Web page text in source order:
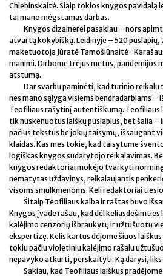
Chlebinskaitė. Šiaip tokios knygos pavidalą
tai mano mėgstamas darbas.
Knygos dizainerei pasakiau – nors
atvartą kokybišką. Leidinyje – 520 puslapių,
maketuotoja Jūratė
manimi. Dirbome trejus metus, pandemijos
atstumą.
Dar svarbu paminėti, kad turinio reikalu
nes mano sąlyga visiems bendradarbiams –
Teofiliaus rašytinį autentiškumą.
tik nuskenuotus laiškų puslapius, bet šalia
pačius tekstus be jokių taisymų, išsaugant
klaidas. Kas mes tokie, kad taisytume
logiškas knygos sudarytojo reikalavimas.
knygos redaktoriai mokėjo tvarkyti
nematytas uždavinys, reikalaujantis
visoms smulkmenoms. Keli redaktoriai
Šitaip Teofiliaus kalba ir raštas buvo
Knygos įvade rašau, kad dėl
kalėjimo cenzorių išbraukytų ir užtušuotų
ekspertizę. Kelis kartus dėjome šiuos
tokiu pačiu violetiniu kalėjimo rašalu
nepavyko atkurti, perskaityti. Ką darysi, liks
Sakiau, kad Teofiliaus laiškus